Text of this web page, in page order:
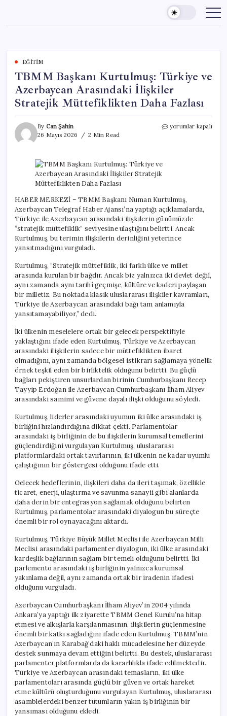
content
EĞITIM
TBMM Başkanı Kurtulmuş: Türkiye ve
Azerbaycan Arasındaki İlişkiler
Stratejik Müttefiklikten Daha Fazlası
By Can Şahin
26 Mayıs 2026
2 Min Read
TBMM
Müttefiklikten
Daha
Fazlası
için
yorumlar kapalı
HABER MERKEZİ – TBMM Başkanı Numan Kurtulmuş,
Azerbaycan Telegraf Haber Ajansı’na yaptığı açıklamalarda,
Türkiye ile Azerbaycan arasındaki ilişkilerin günümüzde
“stratejik müttefiklik” seviyesine ulaştığını belirtti. Ancak
Kurtulmuş, bu terimin ilişkilerin derinliğini yeterince
yansıtmadığını vurguladı.
Kurtulmuş, “Stratejik müttefiklik, iki farklı ülke ve millet
arasında kurulan bir bağdır. Ancak biz yalnızca iki devlet değil,
aynı zamanda aynı tarihî geçmişe, kültüre ve kaderi paylaşan
bir milletiz. Bu noktada klasik uluslararası ilişkiler kavramları,
Türkiye ile Azerbaycan arasındaki bağı tam anlamıyla
yansıtamayabiliyor,” dedi.
İki ülkenin meselelere ortak bir gelecek perspektifiyle
yaklaştığını ifade eden Kurtulmuş, Türkiye ve Azerbaycan
arasındaki ilişkilerin sadece bir müttefiklikten ibaret
olmadığını, aynı zamanda bölgesel istikrarı sağlamaya yönelik
örnek teşkil eden bir birliktelik olduğunu belirtti. Bu güçlü
bağları pekiştiren unsurlardan birinin Cumhurbaşkanı Recep
Tayyip Erdoğan ile Azerbaycan Cumhurbaşkanı İlham Aliyev
arasındaki samimi ve güvene dayalı ilişki olduğunu söyledi.
Kurtulmuş, liderler arasındaki uyumun iki ülke arasındaki iş
birliğini hızlandırdığına dikkat çekti. Parlamentolar
arasındaki iş birliğinin de bu ilişkilerin kurumsal temellerini
güçlendirdiğini vurgulayan Kurtulmuş, uluslararası
platformlardaki ortak tavırlarının, iki ülkenin ne kadar uyumlu
çalıştığının bir göstergesi olduğunu ifade etti.
Gelecek hedeflerinin, ilişkileri daha da ileri taşımak, özellikle
ticaret, enerji, ulaştırma ve savunma sanayii gibi alanlarda
daha derin bir entegrasyon sağlamak olduğunu belirten
Kurtulmuş, parlamentolar arasındaki diyalogun bu süreçte
önemli bir rol oynayacağını aktardı.
Kurtulmuş, Türkiye Büyük Millet Meclisi ile Azerbaycan Milli
Meclisi arasındaki parlamenter diyalogun, iki ülke arasındaki
kardeşlik bağlarının sağlam bir temeli olduğunu belirtti. İki
parlemento arasındaki iş birliğinin yalnızca kurumsal
yakınlama değil, aynı zamanda ortak bir iradenin ifadesi
olduğunu vurguladı.
Azerbaycan Cumhurbaşkanı İlham Aliyev’in 2004 yılında
Ankara’ya yaptığı ilk ziyarette TBMM Genel Kurulu’na hitap
etmesi ve alkışlarla karşılanmasının, ilişkilerin güçlenmesine
önemli bir katkı sağladığını ifade eden Kurtulmuş, TBMM’nin
Azerbaycan’ın Karabağ’daki haklı mücadelesine her düzeyde
destek sunmaya devam ettiğini belirtti. Bu destek, uluslararası
parlamenter platformlarda da kararlılıkla ifade edilmektedir.
Türkiye ve Azerbaycan arasındaki temasların, iki ülke
parlamentoları arasında güçlü bir güven ve ortak hareket
etme kültürü oluşturduğunu vurgulayan Kurtulmuş, uluslararası
asamblelerdeki benzer tutumların yakın iş birliğinin bir
yansıması olduğunu ekledi.